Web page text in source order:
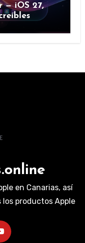
— iOS 27,
en Canarias, así
los productos Apple